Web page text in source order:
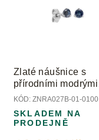
Zlaté náušnice s
přírodními modrými
safíry
KÓD: ZNRA027B-01-0100
SKLADEM NA
PRODEJNĚ